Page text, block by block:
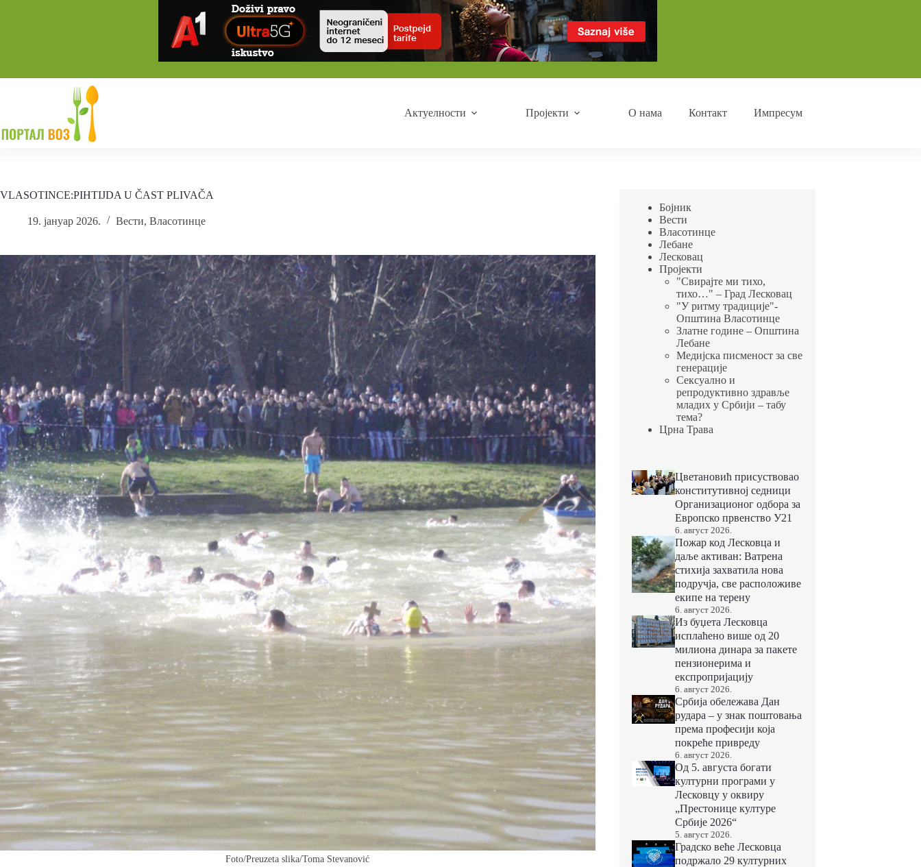
Актуелности Пројекти О нама Контакт Импресум
VLASOTINCE:PIHTIJDA U ČAST PLIVAČA
19. јануар 2026. Вести, Власотинце
Foto/Preuzeta slika/Toma Stevanović
Бојник
Вести
Власотинце
Лебане
Лесковац
Пројекти
"Свирајте ми тихо,
тихо…" – Град Лесковац
"У ритму традиције"-
Општина Власотинце
Златне године – Општина
Лебане
Медијска писменост за све
генерације
Сексуално и
репродуктивно здравље
младих у Србији – табу
тема?
Црна Трава
Цветановић присуствовао
конститутивној седници
Организационог одбора за
Европско првенство У21
6. август 2026.
Пожар код Лесковца и
даље активан: Ватрена
стихија захватила нова
подручја, све расположиве
екипе на терену
6. август 2026.
Из буџета Лесковца
исплаћено више од 20
милиона динара за пакете
пензионерима и
експропријацију
6. август 2026.
Србија обележава Дан
рудара – у знак поштовања
према професији која
покреће привреду
6. август 2026.
Од 5. августа богати
културни програми у
Лесковцу у оквиру
„Престонице културе
Србије 2026“
5. август 2026.
Градско веће Лесковца
подржало 29 културних